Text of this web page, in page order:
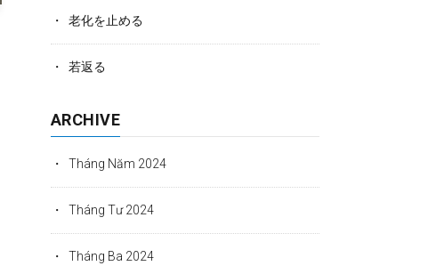
老化を止める
若返る
ARCHIVE
Tháng Năm 2024
Tháng Tư 2024
Tháng Ba 2024